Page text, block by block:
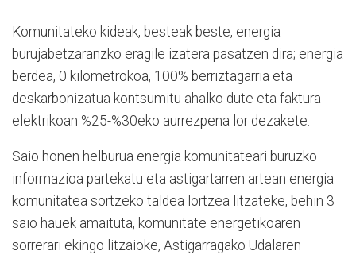
Komunitateko kideak, besteak beste, energia
burujabetzaranzko eragile izatera pasatzen dira; energia
berdea, 0 kilometrokoa, 100% berriztagarria eta
deskarbonizatua kontsumitu ahalko dute eta faktura
elektrikoan %25-%30eko aurrezpena lor dezakete.
Saio honen helburua energia komunitateari buruzko
informazioa partekatu eta astigartarren artean energia
komunitatea sortzeko taldea lortzea litzateke, behin 3
saio hauek amaituta, komunitate energetikoaren
sorrerari ekingo litzaioke, Astigarragako Udalaren